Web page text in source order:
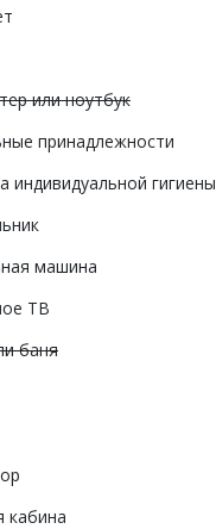
или ноутбук
принадлежности
индивидуальной гигиены
машина
ТВ
баня
кабина